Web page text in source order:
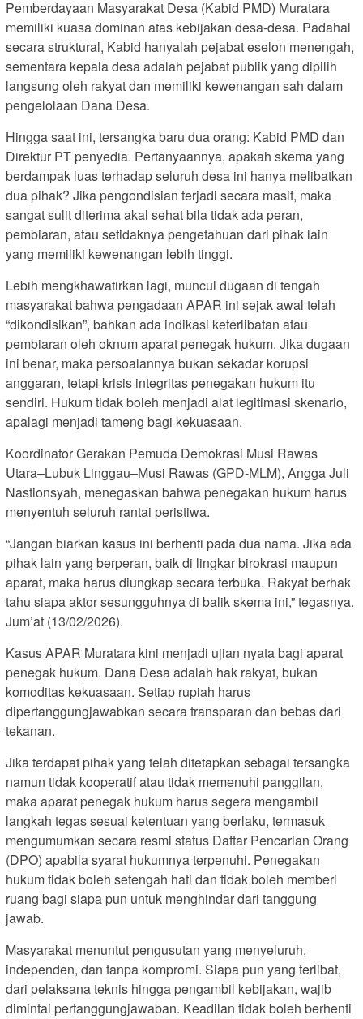
Pemberdayaan Masyarakat Desa (Kabid PMD) Muratara
memiliki kuasa dominan atas kebijakan desa-desa. Padahal
secara struktural, Kabid hanyalah pejabat eselon menengah,
sementara kepala desa adalah pejabat publik yang dipilih
langsung oleh rakyat dan memiliki kewenangan sah dalam
pengelolaan Dana Desa.
Hingga saat ini, tersangka baru dua orang: Kabid PMD dan
Direktur PT penyedia. Pertanyaannya, apakah skema yang
berdampak luas terhadap seluruh desa ini hanya melibatkan
dua pihak? Jika pengondisian terjadi secara masif, maka
sangat sulit diterima akal sehat bila tidak ada peran,
pembiaran, atau setidaknya pengetahuan dari pihak lain
yang memiliki kewenangan lebih tinggi.
Lebih mengkhawatirkan lagi, muncul dugaan di tengah
masyarakat bahwa pengadaan APAR ini sejak awal telah
“dikondisikan”, bahkan ada indikasi keterlibatan atau
pembiaran oleh oknum aparat penegak hukum. Jika dugaan
ini benar, maka persoalannya bukan sekadar korupsi
anggaran, tetapi krisis integritas penegakan hukum itu
sendiri. Hukum tidak boleh menjadi alat legitimasi skenario,
apalagi menjadi tameng bagi kekuasaan.
Koordinator Gerakan Pemuda Demokrasi Musi Rawas
Utara–Lubuk Linggau–Musi Rawas (GPD-MLM), Angga Juli
Nastionsyah, menegaskan bahwa penegakan hukum harus
menyentuh seluruh rantai peristiwa.
“Jangan biarkan kasus ini berhenti pada dua nama. Jika ada
pihak lain yang berperan, baik di lingkar birokrasi maupun
aparat, maka harus diungkap secara terbuka. Rakyat berhak
tahu siapa aktor sesungguhnya di balik skema ini,” tegasnya.
Jum’at (13/02/2026).
Kasus APAR Muratara kini menjadi ujian nyata bagi aparat
penegak hukum. Dana Desa adalah hak rakyat, bukan
komoditas kekuasaan. Setiap rupiah harus
dipertanggungjawabkan secara transparan dan bebas dari
tekanan.
Jika terdapat pihak yang telah ditetapkan sebagai tersangka
namun tidak kooperatif atau tidak memenuhi panggilan,
maka aparat penegak hukum harus segera mengambil
langkah tegas sesuai ketentuan yang berlaku, termasuk
mengumumkan secara resmi status Daftar Pencarian Orang
(DPO) apabila syarat hukumnya terpenuhi. Penegakan
hukum tidak boleh setengah hati dan tidak boleh memberi
ruang bagi siapa pun untuk menghindar dari tanggung
jawab.
Masyarakat menuntut pengusutan yang menyeluruh,
independen, dan tanpa kompromi. Siapa pun yang terlibat,
dari pelaksana teknis hingga pengambil kebijakan, wajib
dimintai pertanggungjawaban. Keadilan tidak boleh berhenti